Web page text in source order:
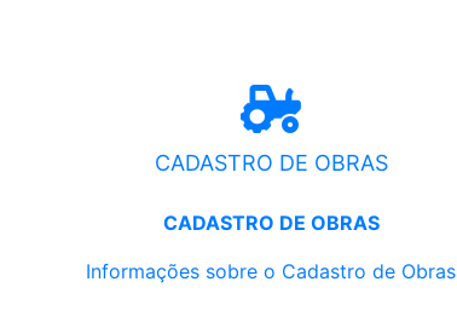
CADASTRO DE OBRAS
CADASTRO DE OBRAS
Informações sobre o Cadastro de Obras